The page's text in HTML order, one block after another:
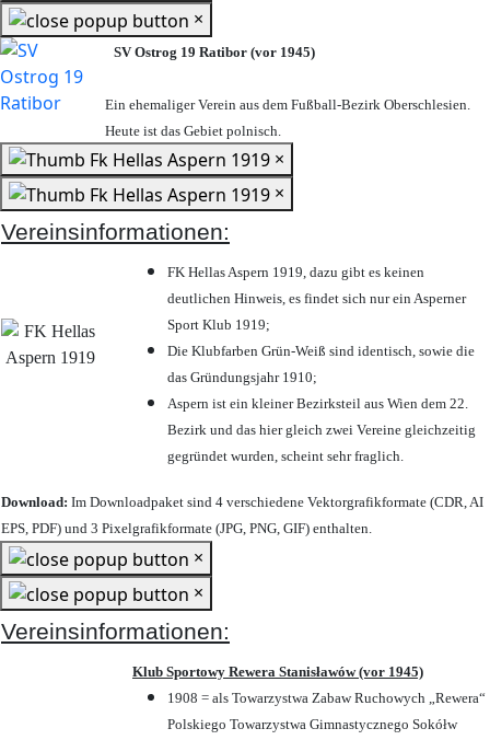
×
SV Ostrog 19 Ratibor (vor 1945)
Ein ehemaliger Verein aus dem Fußball-Bezirk Oberschlesien.
Heute ist das Gebiet polnisch.
×
×
Vereinsinformationen:
FK Hellas Aspern 1919, dazu gibt es keinen
deutlichen Hinweis, es findet sich nur ein Asperner
Sport Klub 1919;
Die Klubfarben Grün-Weiß sind identisch, sowie die
das Gründungsjahr 1910;
Aspern ist ein kleiner Bezirksteil aus Wien dem 22.
Bezirk und das hier gleich zwei Vereine gleichzeitig
gegründet wurden, scheint sehr fraglich.
Download: Im Downloadpaket sind 4 verschiedene Vektorgrafikformate (CDR, AI
EPS, PDF) und 3 Pixelgrafikformate (JPG, PNG, GIF) enthalten.
×
×
Vereinsinformationen:
Klub Sportowy Rewera Stanisławów (vor 1945)
1908 = als Towarzystwa Zabaw Ruchowych „Rewera“
Polskiego Towarzystwa Gimnastycznego Sokółw